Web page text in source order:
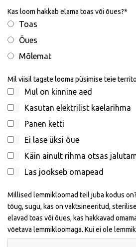
Kas loom hakkab elama toas või õues?
Toas
Õues
Mõlemat
Mil viisil tagate looma püsimise teie
Mul on kinnine aed
Kasutan elektrilist kaelarihma
Panen ketti
Ei lase üksi õue
Käin ainult rihma otsas
Las jookseb omapead
Millised lemmikloomad teil juba kodus
tõug, sugu, kas on vaktsineeritud,
elavad toas või õues, kas hakkavad
võetava lemmikloomaga. Kui ei ole